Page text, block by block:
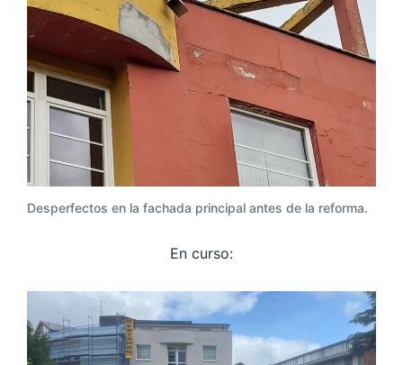
Desperfectos en la fachada principal antes de la reforma.
En curso: